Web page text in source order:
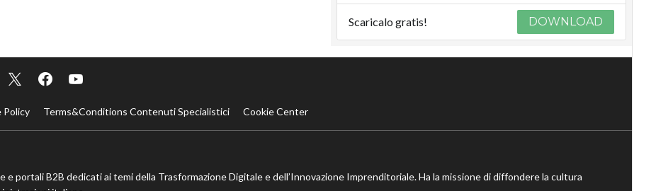
Scaricalo gratis! DOWNLOAD
Policy Terms&Conditions Contenuti Specialistici Cookie Center
portali B2B dedicati ai temi della Trasformazione Digitale e dell’Innovazione Imprenditoriale. Ha la missione di diffondere la cultura